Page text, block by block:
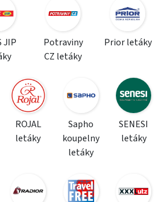
JIP
Potraviny
CZ letáky
Prior letáky
ROJAL
letáky
Sapho
koupelny
letáky
SENESI
letáky